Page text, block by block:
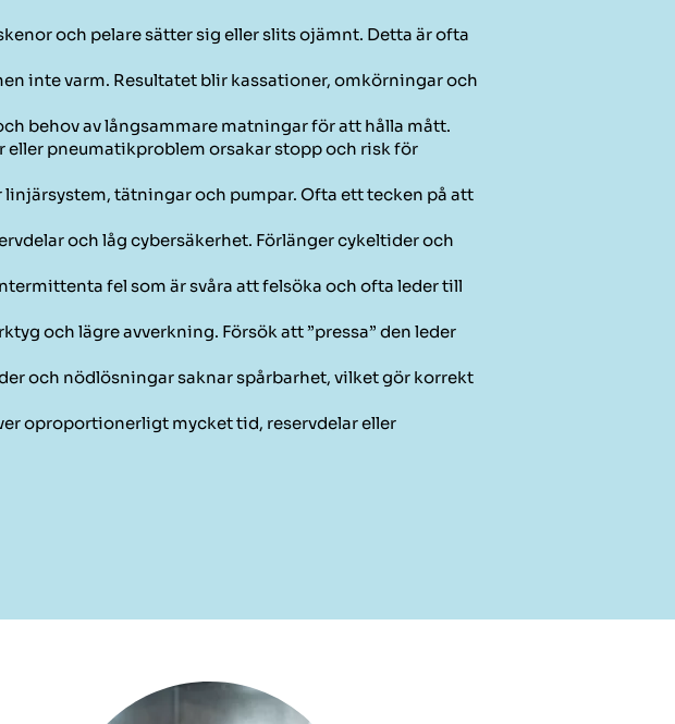
och pelare sätter sig eller slits ojämnt. Detta är ofta
inte varm. Resultatet blir kassationer, omkörningar och
behov av långsammare matningar för att hålla mått.
eller pneumatikproblem orsakar stopp och risk för
linjärsystem, tätningar och pumpar. Ofta ett tecken på att
och låg cybersäkerhet. Förlänger cykeltider och
fel som är svåra att felsöka och ofta leder till
och lägre avverkning. Försök att ”pressa” den leder
och nödlösningar saknar spårbarhet, vilket gör korrekt
oproportionerligt mycket tid, reservdelar eller